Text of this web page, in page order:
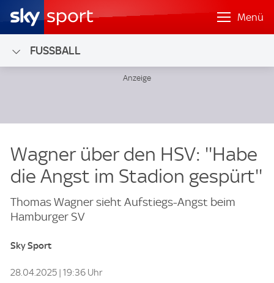
Menü
FUSSBALL
Wagner über den HSV: ''Habe
die Angst im Stadion gespürt''
Thomas Wagner sieht Aufstiegs-Angst beim
Hamburger SV
Sky Sport
28.04.2025 | 19:36 Uhr